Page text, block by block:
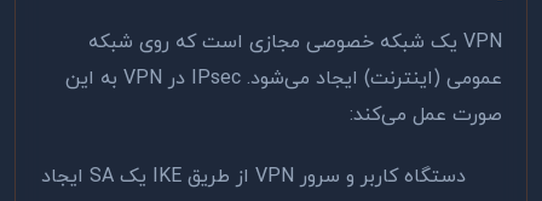
VPN یک شبکه خصوصی مجازی است که روی شبکه
عمومی (اینترنت) ایجاد می‌شود. IPsec در VPN به این
صورت عمل می‌کند:
دستگاه کاربر و سرور VPN از طریق IKE یک SA ایجاد